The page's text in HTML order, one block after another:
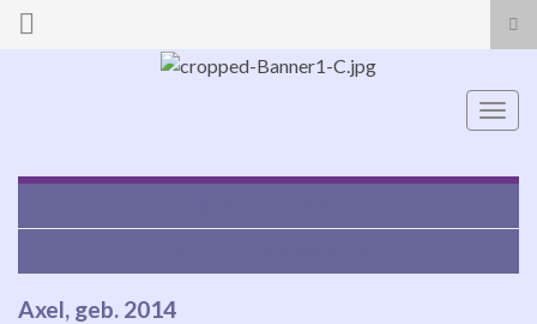
Search for:
Axel, geb. 2014